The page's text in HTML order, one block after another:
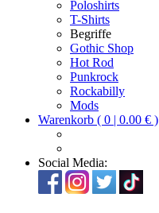
Poloshirts
T-Shirts
Begriffe
Gothic Shop
Hot Rod
Punkrock
Rockabilly
Mods
Warenkorb ( 0 | 0.00 € )
Social Media: